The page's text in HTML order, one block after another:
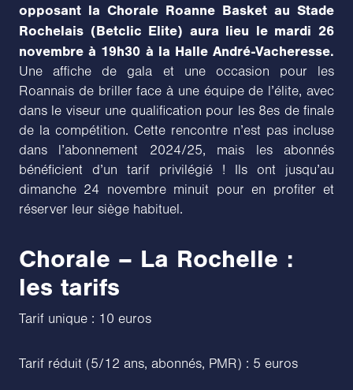
opposant la Chorale Roanne Basket au Stade
Rochelais (Betclic Elite) aura lieu le mardi 26
novembre à 19h30 à la Halle André-Vacheresse.
Une affiche de gala et une occasion pour les
Roannais de briller face à une équipe de l’élite, avec
dans le viseur une qualification pour les 8es de finale
de la compétition. Cette rencontre n’est pas incluse
dans l’abonnement 2024/25, mais les abonnés
bénéficient d’un tarif privilégié ! Ils ont jusqu’au
dimanche 24 novembre minuit pour en profiter et
réserver leur siège habituel.
Chorale – La Rochelle :
les tarifs
Tarif unique : 10 euros
Tarif réduit (5/12 ans, abonnés, PMR) : 5 euros